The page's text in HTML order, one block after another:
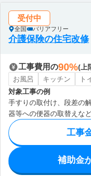
受付中
全国 バリアフリー
介護保険の住宅改修
工事費用の90%(上
お風呂
キッチン ト
対象工事の例
手すりの取付け、段差の
器等への便器の取替えな
工事
補助金